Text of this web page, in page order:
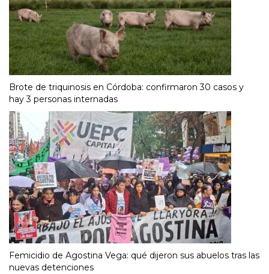
Brote de triquinosis en Córdoba: confirmaron 30 casos y
hay 3 personas internadas
Femicidio de Agostina Vega: qué dijeron sus abuelos tras las
nuevas detenciones